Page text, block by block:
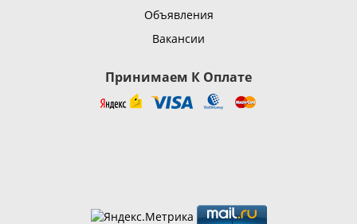
Объявления
Вакансии
Принимаем К Оплате